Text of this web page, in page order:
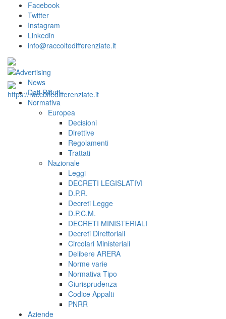
Facebook
Twitter
Instagram
Linkedin
info@raccoltedifferenziate.it
News
Dati Rifiuti
Normativa
Europea
Decisioni
Direttive
Regolamenti
Trattati
Nazionale
Leggi
DECRETI LEGISLATIVI
D.P.R.
Decreti Legge
D.P.C.M.
DECRETI MINISTERIALI
Decreti Direttoriali
Circolari Ministeriali
Delibere ARERA
Norme varie
Normativa Tipo
Giurisprudenza
Codice Appalti
PNRR
Aziende